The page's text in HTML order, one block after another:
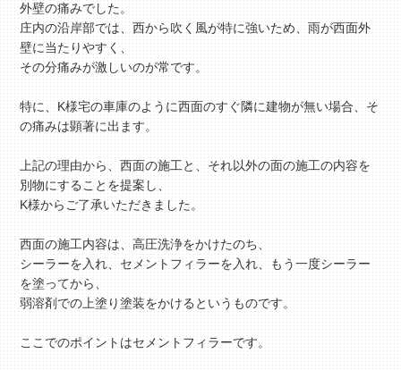
外壁の痛みでした。
庄内の沿岸部では、西から吹く風が特に強いため、雨が西面外
壁に当たりやすく、
その分痛みが激しいのが常です。
特に、K様宅の車庫のように西面のすぐ隣に建物が無い場合、そ
の痛みは顕著に出ます。
上記の理由から、西面の施工と、それ以外の面の施工の内容を
別物にすることを提案し、
K様からご了承いただきました。
西面の施工内容は、高圧洗浄をかけたのち、
シーラーを入れ、セメントフィラーを入れ、もう一度シーラー
を塗ってから、
弱溶剤での上塗り塗装をかけるというものです。
ここでのポイントはセメントフィラーです。